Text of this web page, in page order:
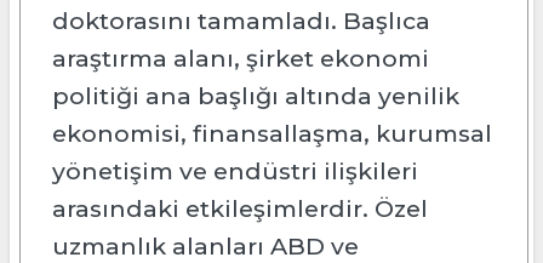
doktorasını tamamladı. Başlıca
araştırma alanı, şirket ekonomi
politiği ana başlığı altında yenilik
ekonomisi, finansallaşma, kurumsal
yönetişim ve endüstri ilişkileri
arasındaki etkileşimlerdir. Özel
uzmanlık alanları ABD ve